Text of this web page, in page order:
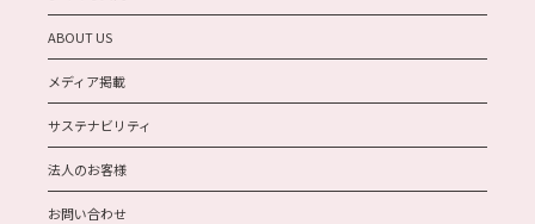
ABOUT US
メディア掲載
サステナビリティ
法人のお客様
お問い合わせ